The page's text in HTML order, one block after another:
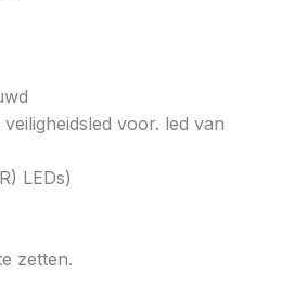
voor. led van
LEDs)
zetten.